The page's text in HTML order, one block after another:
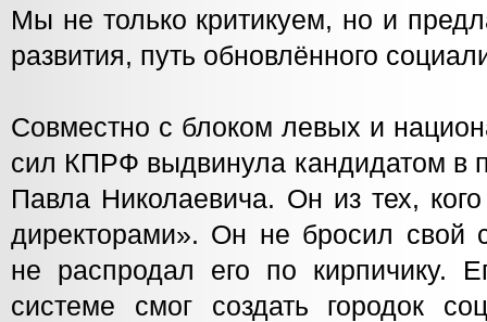
Мы не только критикуем, но и
развития, путь обновлённого
Совместно с блоком левых и
сил КПРФ выдвинула кандидатом в
Павла Николаевича. Он из тех,
директорами». Он не бросил свой
не распродал его по кирпичику.
системе смог создать городок